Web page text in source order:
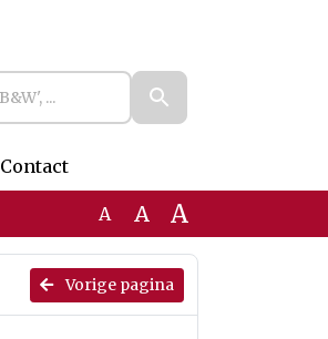
Contact
A A A
Vorige pagina